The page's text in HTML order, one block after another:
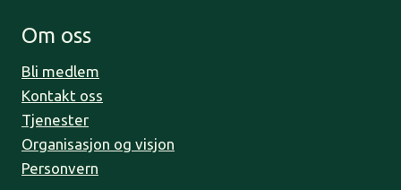
Om oss
Bli medlem
Kontakt oss
Tjenester
Organisasjon og visjon
Personvern